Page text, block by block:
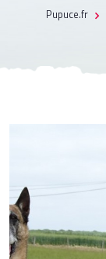
Pupuce.fr